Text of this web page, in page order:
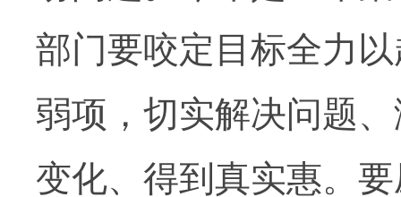
部门要咬定目标全力
弱项，切实解决问题
变化、得到真实惠。